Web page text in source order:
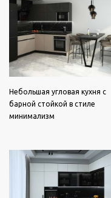
Небольшая угловая кухня с
барной стойкой в стиле
минимализм